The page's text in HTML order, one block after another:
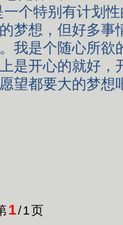
个特别有计划
梦想，但好多事
我是个随心所欲
是开心的就好，
望都要大的梦想
1/1页